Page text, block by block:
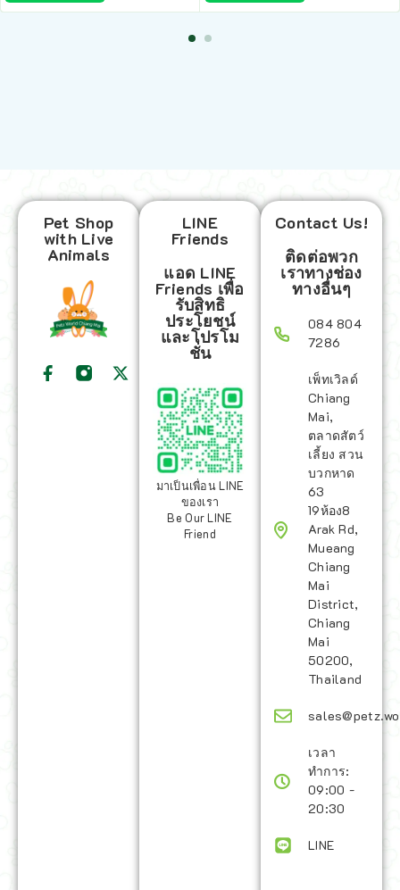
Pet Shop
with Live
Animals
LINE
Friends
แอด LINE
Friends เพื่อ
รับสิทธิ
ประโยชน์
และโปรโม
ชั่น
มาเป็นเพื่อน LINE
ของเรา
Be Our LINE
Friend
Contact Us!
ติดต่อพวก
เราทางช่อง
ทางอื่นๆ
084 804
7286
เพ็ทเวิลด์
Chiang
Mai,
ตลาดสัตว์
เลี้ยง สวน
บวกหาด
63
19ห้อง8
Arak Rd,
Mueang
Chiang
Mai
District,
Chiang
Mai
50200,
Thailand
เวลา
ทำการ:
09:00 -
20:30
LINE